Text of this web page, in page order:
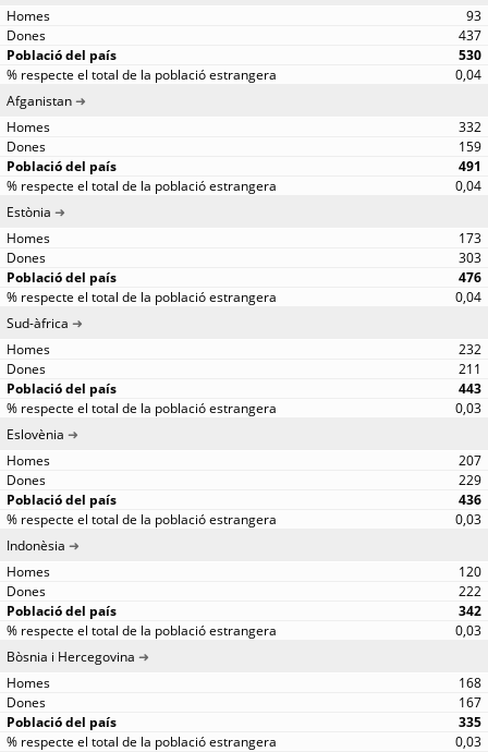
93
437
530
0,04
Afganistan
332
159
491
0,04
Estònia
173
303
476
0,04
Sud-àfrica
232
211
443
0,03
Eslovènia
207
229
436
0,03
Indonèsia
120
222
342
0,03
Bòsnia i Hercegovina
168
167
335
0,03